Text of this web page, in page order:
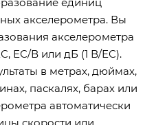
акселерометра. Вы
акселерометра
ЕС/В или дБ (1 В/ЕС).
в метрах, дюймах,
паскалях, барах или
автоматически